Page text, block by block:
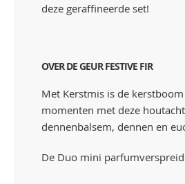
deze geraffineerde set!
OVER DE GEUR FESTIVE FIR
Met Kerstmis is de
momenten met deze
dennenbalsem, dennen en
De Duo mini